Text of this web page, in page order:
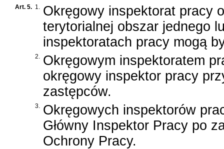
Art. 5. 1. Okręgowy inspektorat pracy
terytorialnej obszar jednego
inspektoratach pracy mogą
2. Okręgowym inspektoratem
okręgowy inspektor pracy
zastępców.
3. Okręgowych inspektorów
Główny Inspektor Pracy po
Ochrony Pracy.